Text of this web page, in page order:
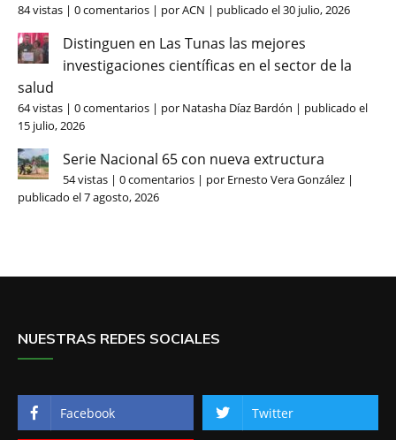
84 vistas | 0 comentarios | porACN | publicado el 30 julio, 2026
Distinguen en Las Tunas las mejores
investigaciones científicas en el sector de la
salud
64 vistas | 0 comentarios | por Natasha Díaz Bardón | publicado el
15 julio, 2026
Serie Nacional 65 con nueva extructura
54 vistas | 0 comentarios | por Ernesto Vera González |
publicado el 7 agosto, 2026
NUESTRAS REDES SOCIALES
Facebook Twitter